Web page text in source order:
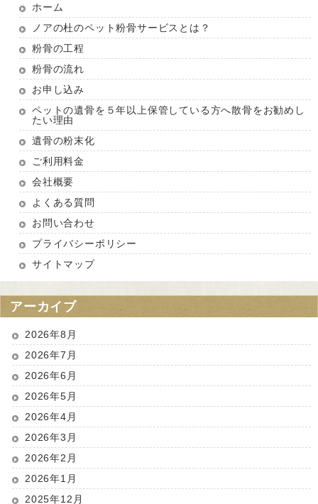
ホーム
ノアの杜のペット粉骨サービスとは？
粉骨の工程
粉骨の流れ
お申し込み
ペットの遺骨を５年以上保管している方へ散骨をお勧めし
たい理由
遺骨の粉末化
ご利用料金
会社概要
よくある質問
お問い合わせ
プライバシーポリシー
サイトマップ
アーカイブ
2026年8月
2026年7月
2026年6月
2026年5月
2026年4月
2026年3月
2026年2月
2026年1月
2025年12月